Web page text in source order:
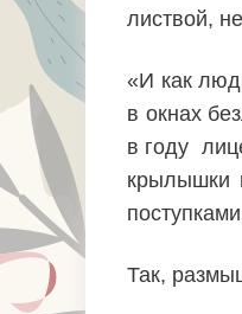
листвой,
«И как
в окнах
в году
крылышки
Так,